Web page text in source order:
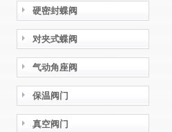
硬密封蝶阀
对夹式蝶阀
气动角座阀
保温阀门
真空阀门